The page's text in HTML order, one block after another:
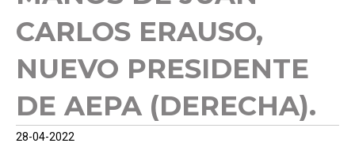
CARLOS ERAUSO,
NUEVO PRESIDENTE
DE AEPA (DERECHA).
28-04-2022